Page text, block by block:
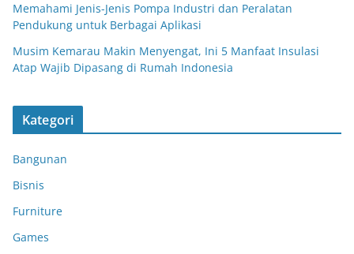
Memahami Jenis-Jenis Pompa Industri dan Peralatan
Pendukung untuk Berbagai Aplikasi
Musim Kemarau Makin Menyengat, Ini 5 Manfaat Insulasi
Atap Wajib Dipasang di Rumah Indonesia
Kategori
Bangunan
Bisnis
Furniture
Games